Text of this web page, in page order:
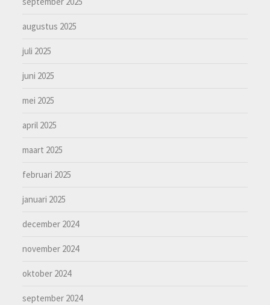
augustus 2025
juli 2025
juni 2025
mei 2025
april 2025
maart 2025
februari 2025
januari 2025
december 2024
november 2024
oktober 2024
september 2024